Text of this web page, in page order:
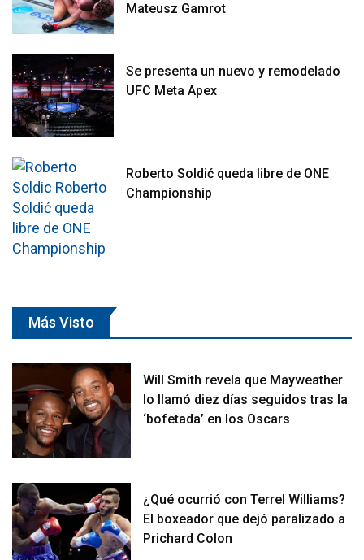
Mateusz Gamrot
Se presenta un nuevo y remodelado
UFC Meta Apex
Roberto Soldić queda libre de ONE
Championship
Más Visto
Will Smith revela que Mayweather
lo llamó diez días seguidos tras la
‘bofetada’ en los Oscars
¿Qué ocurrió con Terrel Williams?
El boxeador que dejó paralizado a
Prichard Colon